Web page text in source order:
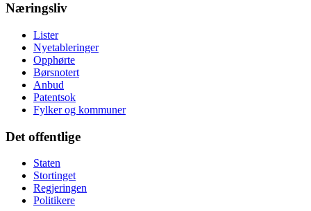
Næringsliv
Lister
Nyetableringer
Opphørte
Børsnotert
Anbud
Patentsok
Fylker og kommuner
Det offentlige
Staten
Stortinget
Regjeringen
Politikere